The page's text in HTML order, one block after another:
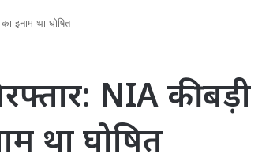
इनाम था घोषित
NIA की बड़ी
था घोषित